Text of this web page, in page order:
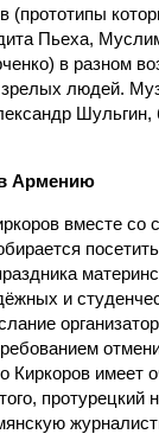
(прототипы
Пьеха,
в разном
людей.
в Армению
вместе со
и
Киркоров имеет
протурецкий